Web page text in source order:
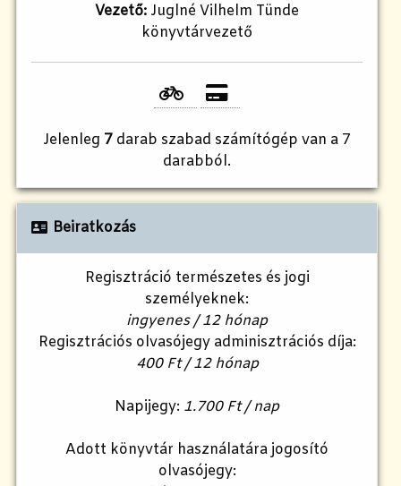
Vezető: Juglné Vilhelm Tünde
könyvtárvezető
Jelenleg 7 darab szabad számítógép van a 7
darabból.
Beiratkozás
Regisztráció természetes és jogi
személyeknek:
ingyenes / 12 hónap
Regisztrációs olvasójegy adminisztrációs díja:
400 Ft / 12 hónap
Napijegy: 1.700 Ft / nap
Adott könyvtár használatára jogosító
olvasójegy: